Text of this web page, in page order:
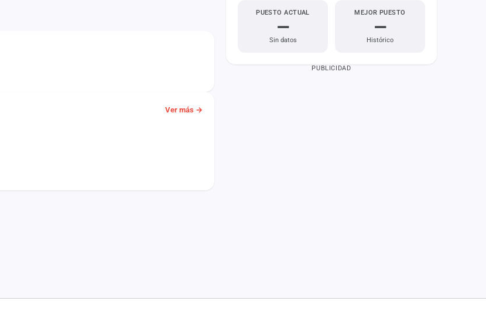
Ver más →
PUESTO ACTUAL
—
Sin datos
MEJOR PUESTO
—
Histórico
PUBLICIDAD